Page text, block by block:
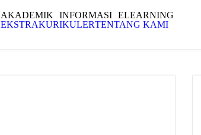
AKADEMIK INFORMASI
ELEARNING
EKSTRAKURIKULERTENTANG KAMI